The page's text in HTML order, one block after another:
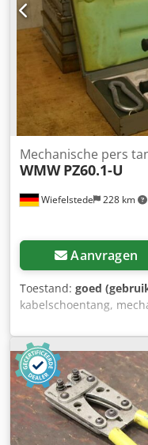
Wiefelstede 228 km
Mechanische pers
WMW PZ60.1-U
Aanvragen
Toestand: goed
kabelschoentang,
kabelschoenen,
tangen beschikbaar
-afmetingen: 650/220/